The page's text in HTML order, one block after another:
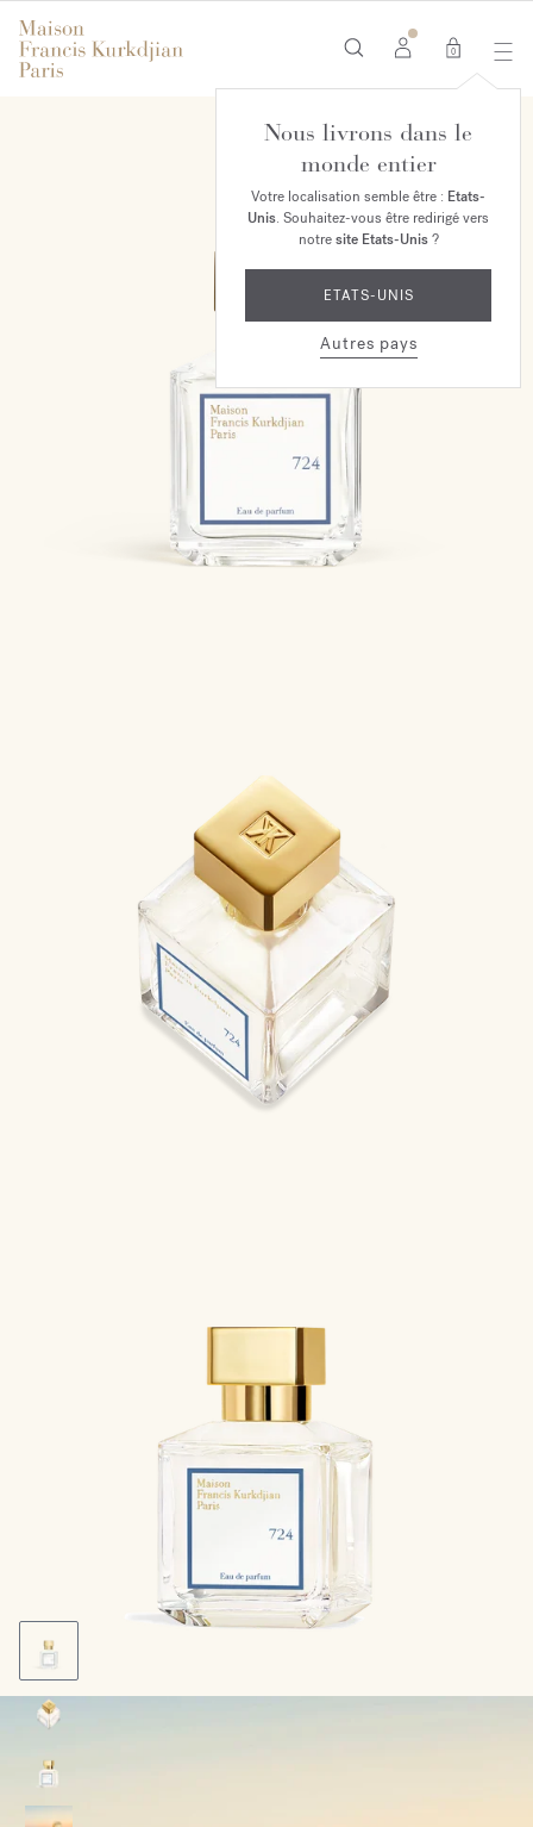
0
Nous livrons dans le
monde entier
Votre localisation semble être : Etats-
Unis. Souhaitez-vous être redirigé vers
notresite Etats-Unis?
ETATS-UNIS
Autres pays